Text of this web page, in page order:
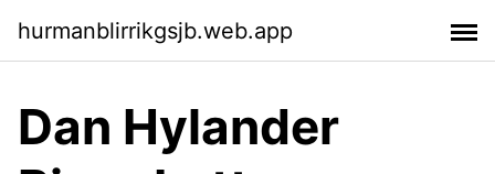
hurmanblirrikgsjb.web.app
Dan Hylander